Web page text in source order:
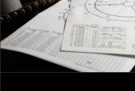
HEM
ASTROLOGI
STJÄRNTECKEN
TAROT
SPÅDAM-SIERSKA